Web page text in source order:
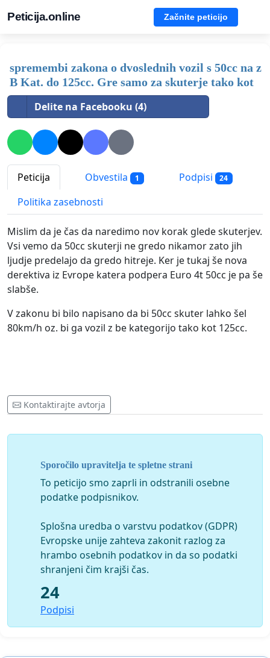
Peticija.online Začnite peticijo
spremembi zakona o dvoslednih vozil s 50cc na z
B Kat. do 125cc. Gre samo za skuterje tako kot
Delite na Facebooku (4)
Peticija Obvestila 1 Podpisi 24
Politika zasebnosti
Mislim da je čas da naredimo nov korak glede skuterjev.
Vsi vemo da 50cc skuterji ne gredo nikamor zato jih
ljudje predelajo da gredo hitreje. Ker je tukaj še nova
derektiva iz Evrope katera podpera Euro 4t 50cc je pa še
slabše.
V zakonu bi bilo napisano da bi 50cc skuter lahko šel
80km/h oz. bi ga vozil z be kategorijo tako kot 125cc.
Kontaktirajte avtorja
Sporočilo upravitelja te spletne strani
To peticijo smo zaprli in odstranili osebne
podatke podpisnikov.
Splošna uredba o varstvu podatkov (GDPR)
Evropske unije zahteva zakonit razlog za
hrambo osebnih podatkov in da so podatki
shranjeni čim krajši čas.
24
Podpisi